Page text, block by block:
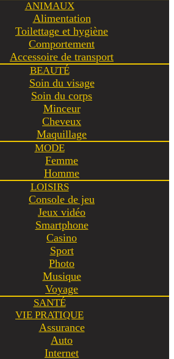
ANIMAUX
Alimentation
Toilettage et hygiène
Comportement
Accessoire de transport
BEAUTÉ
Soin du visage
Soin du corps
Minceur
Cheveux
Maquillage
MODE
Femme
Homme
LOISIRS
Console de jeu
Jeux vidéo
Smartphone
Casino
Sport
Photo
Musique
Voyage
SANTÉ
VIE PRATIQUE
Assurance
Auto
Internet